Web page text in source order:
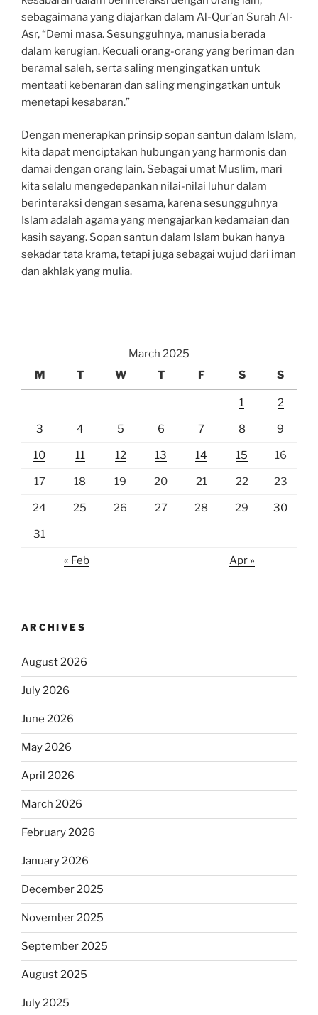
sebagaimana yang diajarkan dalam Al-Qur’an Surah Al-
Asr, “Demi masa. Sesungguhnya, manusia berada
dalam kerugian. Kecuali orang-orang yang beriman dan
beramal saleh, serta saling mengingatkan untuk
mentaati kebenaran dan saling mengingatkan untuk
menetapi kesabaran.”
Dengan menerapkan prinsip sopan santun dalam Islam,
kita dapat menciptakan hubungan yang harmonis dan
damai dengan orang lain. Sebagai umat Muslim, mari
kita selalu mengedepankan nilai-nilai luhur dalam
berinteraksi dengan sesama, karena sesungguhnya
Islam adalah agama yang mengajarkan kedamaian dan
kasih sayang. Sopan santun dalam Islam bukan hanya
sekadar tata krama, tetapi juga sebagai wujud dari iman
dan akhlak yang mulia.
March 2025
M
T W T F S S
1 2
3 4 5 6 7 8 9
10 11 12 13 14 15 16
17 18 19 20 21 22 23
24 25 26 27 28 29 30
31
« Feb Apr »
ARCHIVES
August 2026
July 2026
June 2026
May 2026
April 2026
March 2026
February 2026
January 2026
December 2025
November 2025
September 2025
August 2025
July 2025